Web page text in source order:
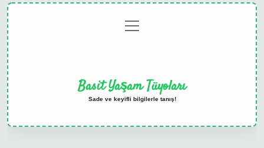
menüyü
aç
Basit Yaşam Tüyoları
Sade ve keyifli bilgilerle tanış!